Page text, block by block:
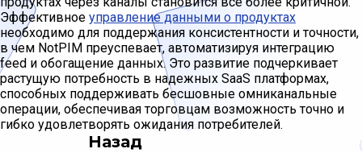
Эффективное управление данными о продуктах
необходимо для поддержания консистентности и точности,
в чем NotPIM преуспевает, автоматизируя интеграцию
feed и обогащение данных. Это развитие подчеркивает
растущую потребность в надежных SaaS платформах,
способных поддерживать бесшовные омниканальные
операции, обеспечивая торговцам возможность точно и
гибко удовлетворять ожидания потребителей.
Назад